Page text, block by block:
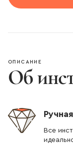
ОПИСАНИЕ
Об
Все